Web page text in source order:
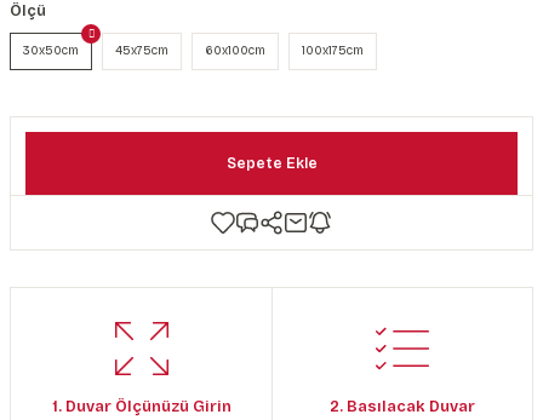
Ölçü
30x50cm 45x75cm 60x100cm 100x175cm
Sepete Ekle
1. Duvar Ölçünüzü Girin
2. Basılacak Duvar